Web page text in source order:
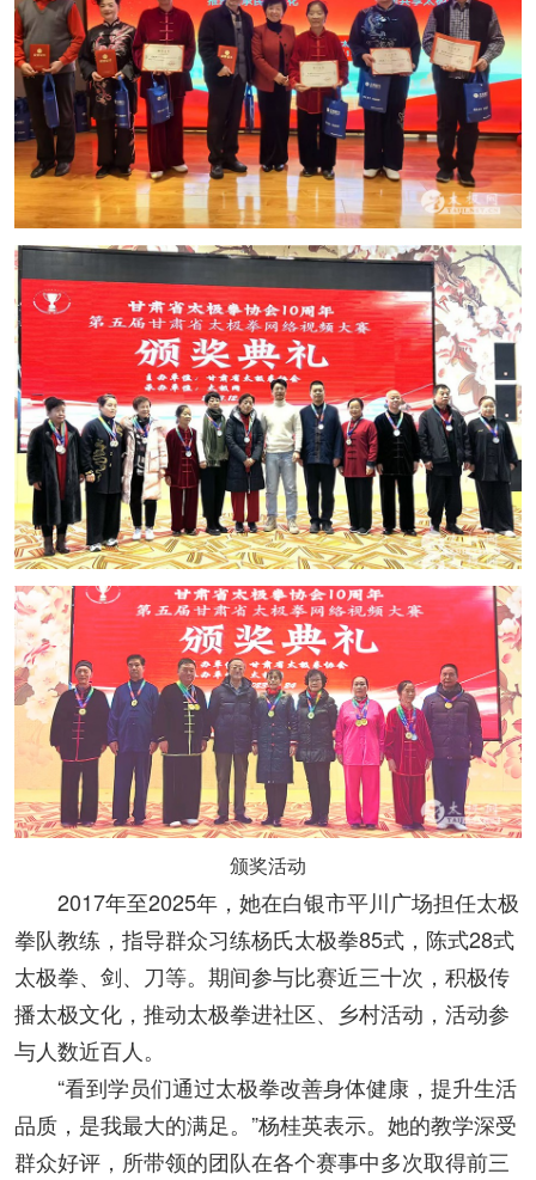
颁奖活动
2017年至2025年，她在白银市平川广场担任太极
拳队教练，指导群众习练杨氏太极拳85式，陈式28式
太极拳、剑、刀等。期间参与比赛近三十次，积极传
播太极文化，推动太极拳进社区、乡村活动，活动参
与人数近百人。
“看到学员们通过太极拳改善身体健康，提升生活
品质，是我最大的满足。”杨桂英表示。她的教学深受
群众好评，所带领的团队在各个赛事中多次取得前三